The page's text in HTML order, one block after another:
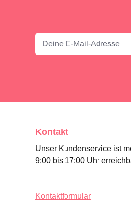
Kontakt
Unser Kundenservice ist
9:00 bis 17:00 Uhr
Kontaktformular